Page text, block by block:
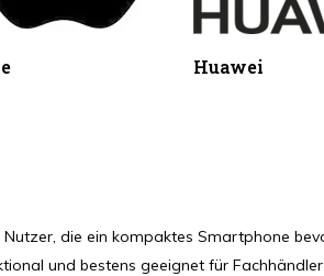
Huawei
die ein kompaktes Smartphone
und bestens geeignet für